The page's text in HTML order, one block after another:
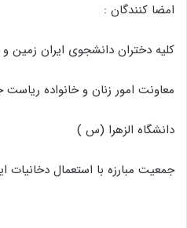
امضا کنندگان :
کلیه دختران دانشجوی ایران زمین و
معاونت امور زنان و خانواده
دانشگاه الزهرا (س )
جمعیت مبارزه با استعمال دخانیات